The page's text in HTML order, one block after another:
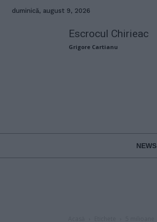
duminică, august 9, 2026
Escrocul Chirieac
Grigore Cartianu
NEWS